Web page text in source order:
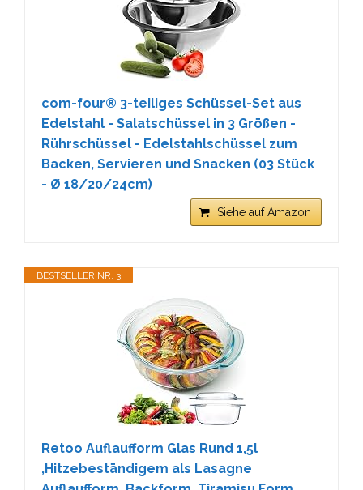
com-four® 3-teiliges Schüssel-Set aus
Edelstahl - Salatschüssel in 3 Größen -
Rührschüssel - Edelstahlschüssel zum
Backen, Servieren und Snacken (03 Stück
- Ø 18/20/24cm)
Siehe auf Amazon
BESTSELLER NR. 3
Retoo Auflaufform Glas Rund 1,5l
,Hitzebeständigem als Lasagne